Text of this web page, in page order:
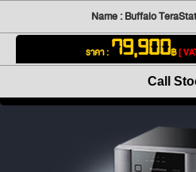
Name : Buffalo
ราคา : 79,900฿[
Call